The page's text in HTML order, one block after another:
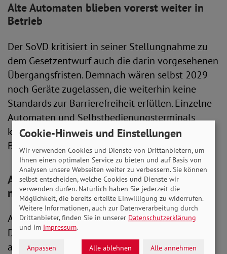
Alte Automaten blieben vorerst weiter in
Betrieb
Der SoVD kritisiert in seiner Stellungnahme zu
dem Gesetzentwurf auch die darin vorgesehenen
Übergangsfristen. Demnach wären selbst 2029
noch Geräte zugelassen, die weiterhin keine
Standards zur Barrierefreiheit erfüllen. Einzelne
Automaten und Selbstbedienungsterminals
könnten sogar noch bis zum Jahr 2035 in
Betrieb bleiben.
Angebote ohne fremde Hilfe erreichen und
nutzen
Auch die im Gesetzentwurf enthaltene
Definition von Barrierefreiheit stößt beim SoVD
auf Widerstand. Diese unterläuft geltende
Cookie-Hinweis und Einstellungen
Wir verwenden Cookies und Dienste von Drittanbietern, um
Ihnen einen optimalen Service zu bieten und auf Basis von
Analysen unsere Webseiten weiter zu verbessern. Sie können
selbst entscheiden, welche Cookies und Dienste wir
verwenden dürfen. Natürlich haben Sie jederzeit die
Möglichkeit, die bereits erteilte Einwilligung zu widerrufen.
Weitere Informationen, auch zur Datenverarbeitung durch
Drittanbieter, finden Sie in unserer Datenschutzerklärung
und im Impressum.
Anpassen Alle ablehnen Alle annehmen